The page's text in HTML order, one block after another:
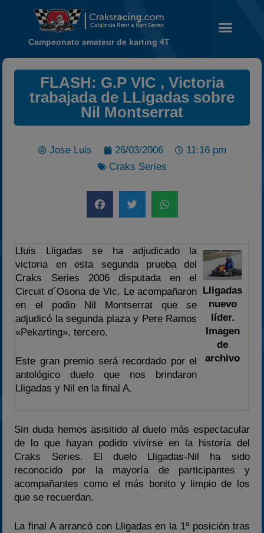
Noticias
Calendario
Temporada 2026
Campeonato
Temporadas anteriores
2024
Estadísticas
Preguntas Frecuentes
Campeonato amateur de karting 4T
FLASH: G.P VIC , Victoria
trabajada de LLigadas sobre
Nil Montserrat
Jose Luis 26/03/2006
11:16 pm
Craks Series
Lluis Lligadas se ha adjudicado la
victoria en esta segunda prueba del
Craks Series 2006 disputada en el
Circuit d´Osona de Vic. Le acompañaron
en el podio Nil Montserrat que se
adjudicó la segunda plaza y Pere Ramos
«Pekarting», tercero.
Este gran premio será recordado por el
antológico duelo que nos brindaron
Lligadas y Nil en la final A.
Lligadas
nuevo
líder.
Imagen
de
archivo
Sin duda hemos asisitido al duelo más espectacular
de lo que hayan podido vivirse en la historia del
Craks Series. El duelo Lligadas-Nil ha sido
reconocido por la mayoría de participantes y
acompañantes como el más bonito y limpio de los
que se recuerdan.
La final A arrancó con Lligadas en la 1º posición tras